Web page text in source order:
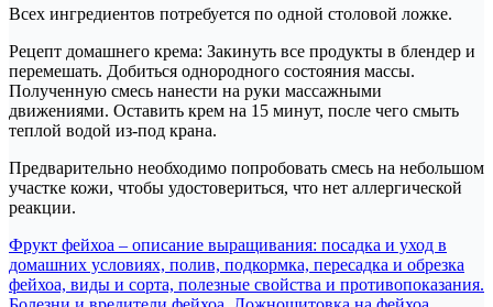
Всех ингредиентов потребуется по одной столовой ложке.
Рецепт домашнего крема: Закинуть все продукты в блендер и
перемешать. Добиться однородного состояния массы.
Полученную смесь нанести на руки массажными
движениями. Оставить крем на 15 минут, после чего смыть
теплой водой из-под крана.
Предварительно необходимо попробовать смесь на небольшом
участке кожи, чтобы удостовериться, что нет аллергической
реакции.
Навигация
по
Фрукт фейхоа – описание выращивания: посадка и уход в
домашних условиях, полив, подкормка, пересадка и обрезка
фейхоа, виды и сорта, полезные свойства и противопоказания.